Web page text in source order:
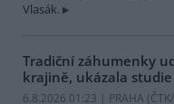
Vlasák.
Tradiční záhumenky
krajině, ukázala studie
6.8.2026 01:23 | PRAHA (